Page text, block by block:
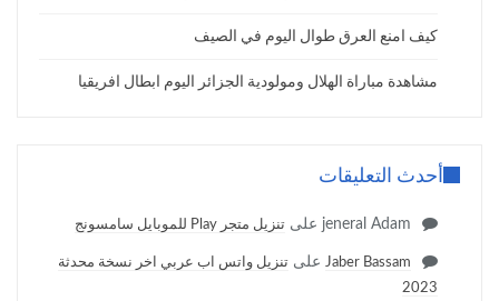
كيف امنع العرق طوال اليوم في الصيف
مشاهدة مباراة الهلال ومولودية الجزائر اليوم ابطال افريقيا
أحدث التعليقات
jeneral Adam على تنزيل متجر Play للموبايل سامسونج
Jaber Bassam على تنزيل واتس اب عربي اخر نسخة محدثة
2023